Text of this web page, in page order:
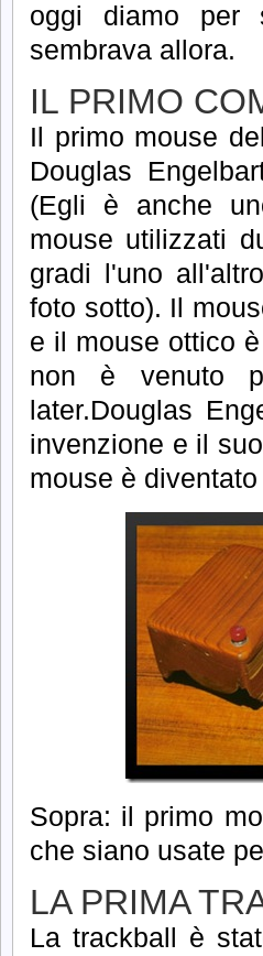
oggi diamo per
sembrava allora.
IL PRIMO
Il primo mouse
Douglas
(Egli è anche
mouse utilizzati
gradi l'uno
foto sotto). Il
e il mouse ottico
non è venuto
later.Douglas
invenzione e il
mouse è
Sopra: il primo
che siano usate
LA PRIMA
La trackball è